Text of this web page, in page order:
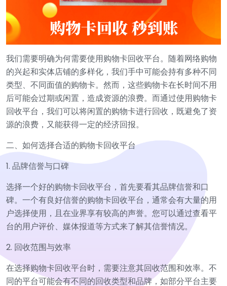
我们需要明确为何需要使用购物卡回收平台。随着网络购物
的兴起和实体店铺的多样化，我们手中可能会持有多种不同
类型、不同面值的购物卡。然而，这些购物卡在长时间不用
后可能会过期或闲置，造成资源的浪费。而通过使用购物卡
回收平台，我们可以将闲置的购物卡进行回收，既避免了资
源的浪费，又能获得一定的经济回报。
二、如何选择合适的购物卡回收平台
1. 品牌信誉与口碑
选择一个好的购物卡回收平台，首先要看其品牌信誉和口
碑。一个有良好信誉的购物卡回收平台，通常会有大量的用
户选择使用，且在业界享有较高的声誉。您可以通过查看平
台的用户评价、媒体报道等方式来了解其信誉情况。
2. 回收范围与效率
在选择购物卡回收平台时，需要注意其回收范围和效率。不
同的平台可能会有不同的回收类型和品牌，如部分平台主要